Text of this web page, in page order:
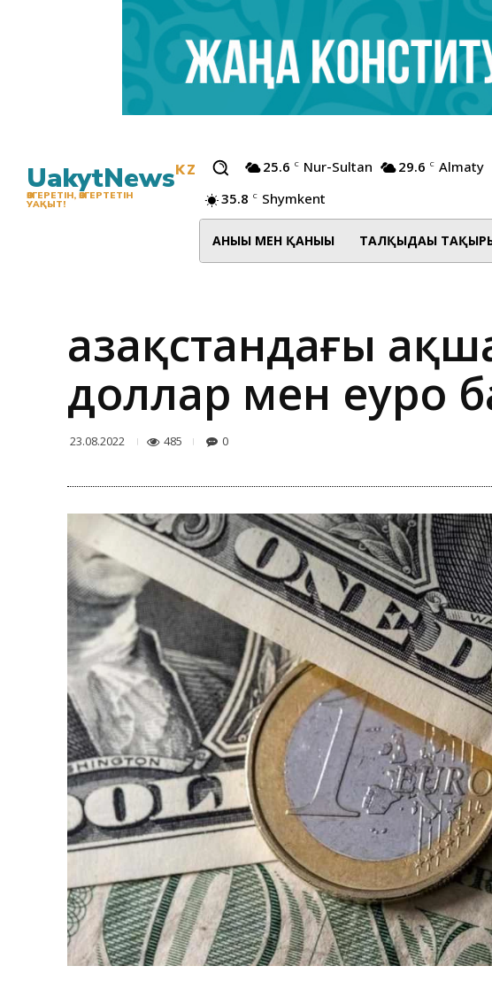
UakytNewsKZ
ӨЗГЕРЕТІН, ӨЗГЕРТЕТІН
УАҚЫТ!
25.6 C Nur-Sultan 29.6 C Almaty
35.8 C Shymkent
АНЫҒЫ МЕН ҚАНЫҒЫ ТАЛҚЫДАҒЫ
Қазақстандағы
доллар мен еуро
23.08.2022 485 0